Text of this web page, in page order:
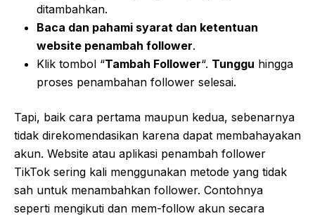
ditambahkan.
Baca dan pahami syarat dan ketentuan
website penambah follower.
Klik tombol “Tambah Follower“. Tunggu hingga
proses penambahan follower selesai.
Tapi, baik cara pertama maupun kedua, sebenarnya
tidak direkomendasikan karena dapat membahayakan
akun. Website atau aplikasi penambah follower
TikTok sering kali menggunakan metode yang tidak
sah untuk menambahkan follower. Contohnya
seperti mengikuti dan mem-follow akun secara